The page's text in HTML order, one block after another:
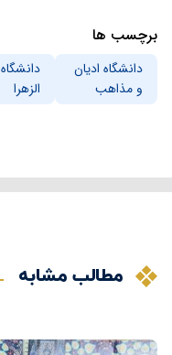
برچسب ها
دانشگاه ادیان
و مذاهب
دانشگاه
الزهرا
مطالب مشابه